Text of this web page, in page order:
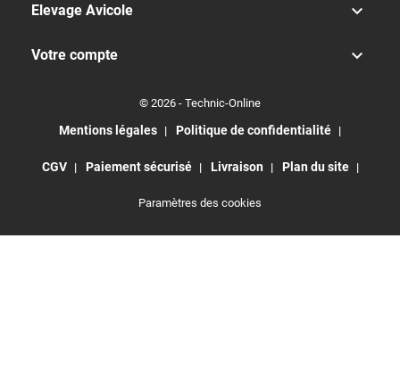
Elevage Avicole 
Votre compte 
© 2026 - Technic-Online
Mentions légales Politique de confidentialité
CGV Paiement sécurisé Livraison Plan du site
Paramètres des cookies